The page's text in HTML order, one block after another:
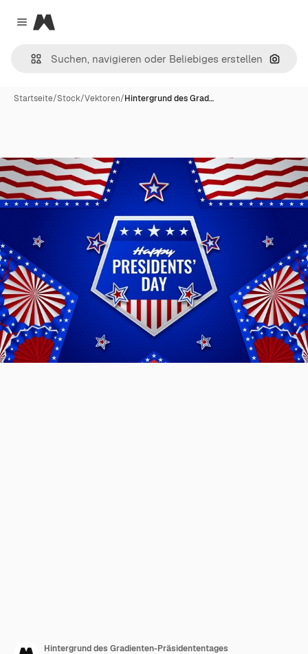
Close menu
Magnific
Nach
Startseite/Stock/Vektoren/Hintergrund des Grad…
Hintergrund des Gradienten-Präsidententages